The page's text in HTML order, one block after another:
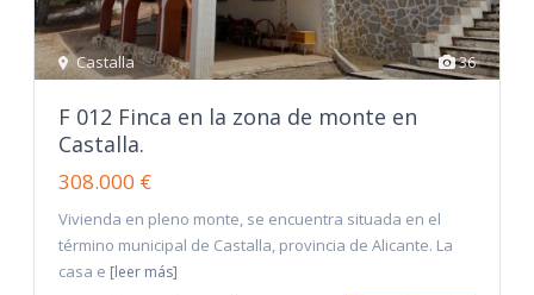
36
Castalla
F 012 Finca en la zona de monte en
Castalla.
308.000 €
Vivienda en pleno monte, se encuentra situada en el
término municipal de Castalla, provincia de Alicante. La
casa e [leer más]